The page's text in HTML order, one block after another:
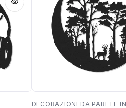
DECORAZIONI DA PARETE IN